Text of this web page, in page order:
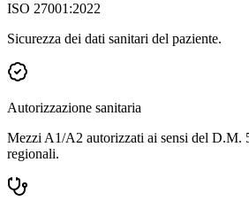
ISO 27001:2022
Sicurezza dei dati sanitari del paziente.
Autorizzazione sanitaria
Mezzi A1/A2 autorizzati ai sensi del D.M.
regionali.